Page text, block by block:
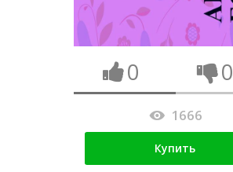
0 0
1666
Купить